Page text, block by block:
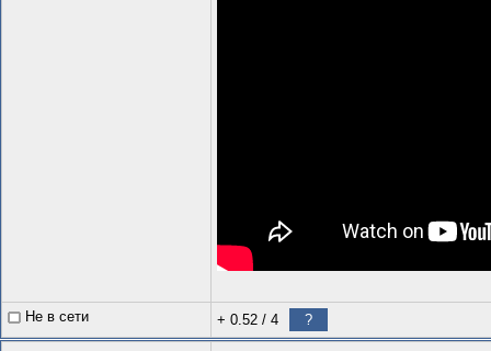
Не в сети + 0.52 / 4 ?